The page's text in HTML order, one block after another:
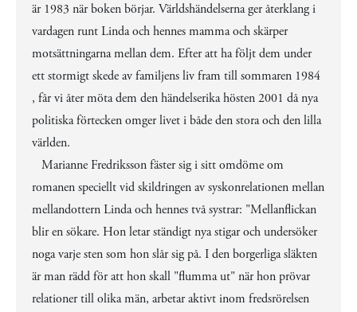
är 1983 när boken börjar. Världshändelserna ger återklang i
vardagen runt Linda och hennes mamma och skärper
motsättningarna mellan dem. Efter att ha följt dem under
ett stormigt skede av familjens liv fram till sommaren 1984
, får vi åter möta dem den händelserika hösten 2001 då nya
politiska förtecken omger livet i både den stora och den lilla
världen.
Marianne Fredriksson fäster sig i sitt omdöme om
romanen speciellt vid skildringen av syskonrelationen mellan
mellandottern Linda och hennes två systrar: "Mellanflickan
blir en sökare. Hon letar ständigt nya stigar och undersöker
noga varje sten som hon slår sig på. I den borgerliga släkten
är man rädd för att hon skall "flumma ut" när hon prövar
relationer till olika män, arbetar aktivt inom fredsrörelsen